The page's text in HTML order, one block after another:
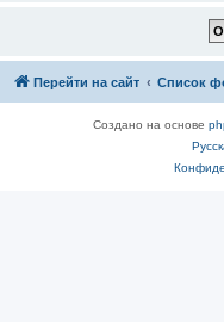
Перейти на сайт Список
Создано на основе